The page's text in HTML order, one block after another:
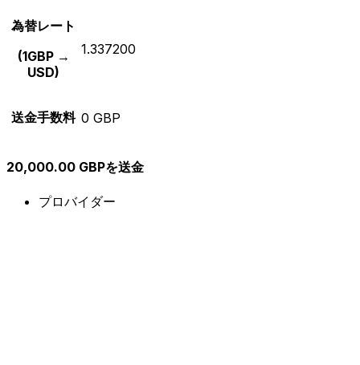
為替レート
(1GBP →
USD)
1.337200
送金手数料 0 GBP
20,000.00 GBPを送金
プロバイダー